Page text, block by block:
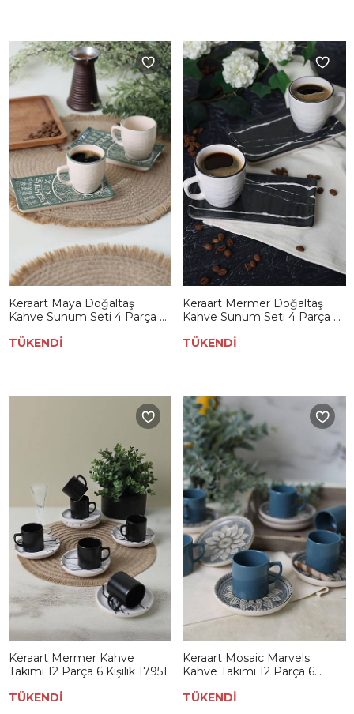
Keraart Maya Doğaltaş
Kahve Sunum Seti 4 Parça 2
TÜKENDİ
Keraart Mermer Doğaltaş
Kahve Sunum Seti 4 Parça 2
TÜKENDİ
Keraart Mermer Kahve
Takımı 12 Parça 6 Kişilik 17951
TÜKENDİ
Keraart Mosaic Marvels
Kahve Takımı 12 Parça 6
TÜKENDİ